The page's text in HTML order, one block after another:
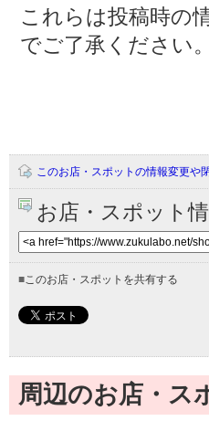
これらは投稿時の
でご了承ください。
このお店・スポットの情報変更や
お店・スポット
■このお店・スポットを共有する
周辺のお店・ス